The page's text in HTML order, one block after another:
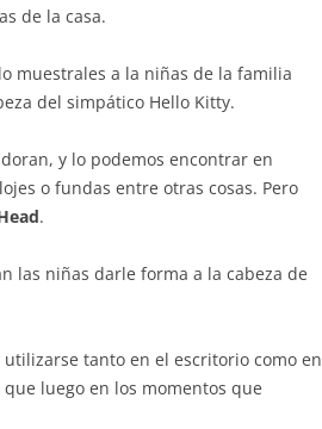
de la casa.
muestrales a la niñas de la familia
del simpático Hello Kitty.
y lo podemos encontrar en
o fundas entre otras cosas. Pero
.
las niñas darle forma a la cabeza de
tanto en el escritorio como en
luego en los momentos que